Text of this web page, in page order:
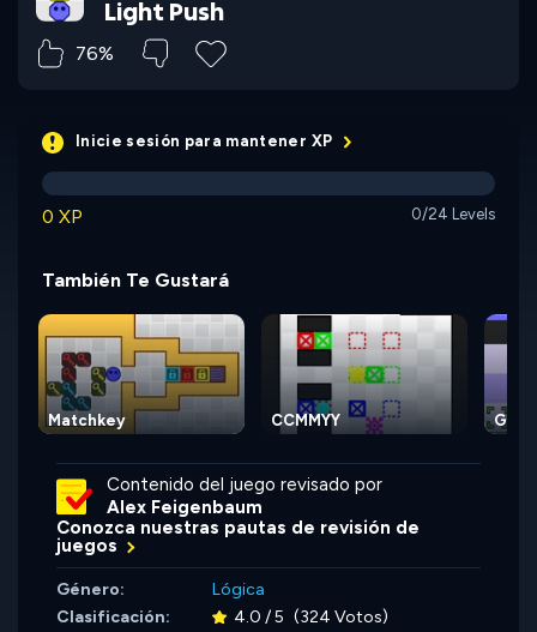
Light Push
76%
Inicie sesión para mantener XP
0 XP 0/24 Levels
También Te Gustará
Matchkey CCMMYY
Contenido del juego revisado por
Alex Feigenbaum
Conozca nuestras pautas de revisión de
juegos
Género:
Lógica
Clasificación:
4.0 / 5 (324 Votos)